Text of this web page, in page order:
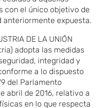
con el único objetivo de
anteriormente expuesta.
DE LA UNIÓN
adopta las medidas
integridad y
a lo dispuesto
del Parlamento
abril de 2016, relativo a
en lo que respecta